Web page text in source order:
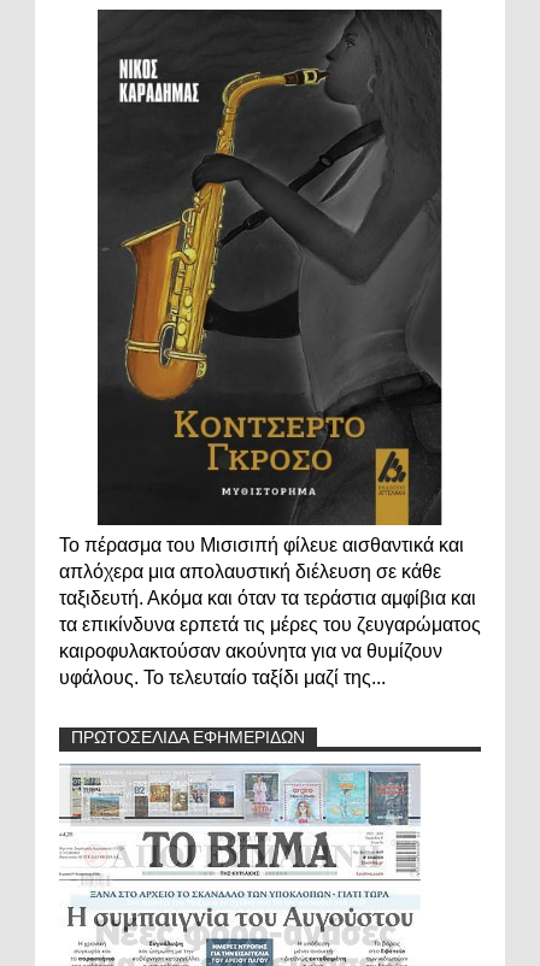
Το πέρασμα του Μισισιπή φίλευε αισθαντικά και
απλόχερα μια απολαυστική διέλευση σε κάθε
ταξιδευτή. Ακόμα και όταν τα τεράστια αμφίβια και
τα επικίνδυνα ερπετά τις μέρες του ζευγαρώματος
καιροφυλακτούσαν ακούνητα για να θυμίζουν
υφάλους. Το τελευταίο ταξίδι μαζί της...
ΠΡΩΤΟΣΕΛΙΔΑ ΕΦΗΜΕΡΙΔΩΝ